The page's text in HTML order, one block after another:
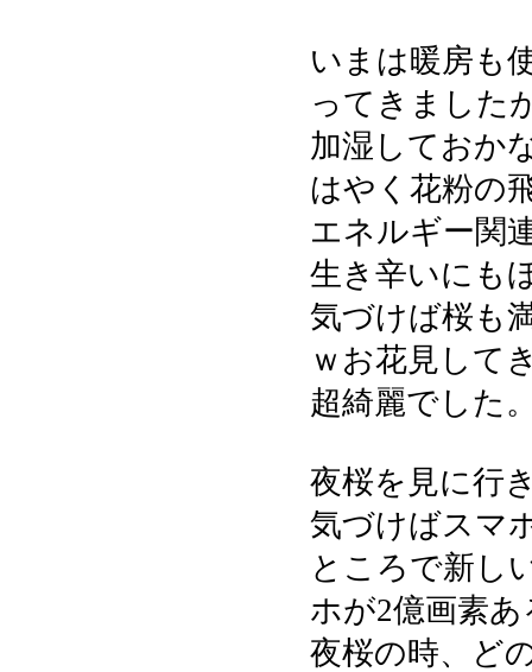
いまは暖房も
ってきました
加湿しておか
はやく花粉の
エネルギー関
生き辛いにも
気づけば桜も
ｗお花見して
超綺麗でした
夜桜を見に行
気づけばスマ
ところで新し
ホが2億画素
夜桜の時、ど